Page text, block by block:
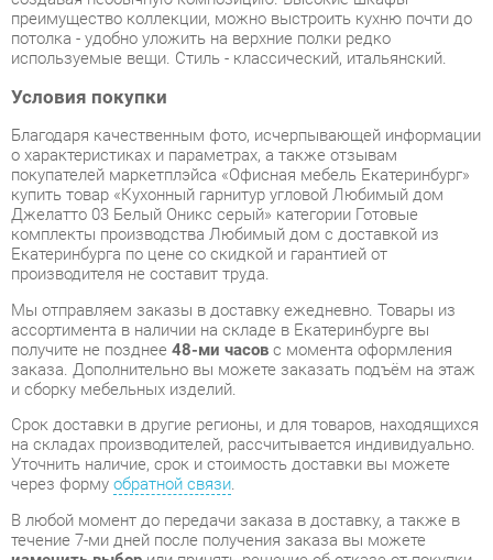
Условия покупки
Благодаря качественным фото, исчерпывающей информации
о характеристиках и параметрах, а также отзывам
покупателей маркетплэйса «Офисная мебель Екатеринбург»
купить товар «Кухонный гарнитур угловой Любимый дом
Джелатто 03 Белый Оникс серый» категории Готовые
комплекты производства Любимый дом с доставкой из
Екатеринбурга по цене со скидкой и гарантией от
производителя не составит труда.
Мы отправляем заказы в доставку ежедневно. Товары из
ассортимента в наличии на складе в Екатеринбурге вы
получите не позднее48-ми часовс момента оформления
заказа. Дополнительно вы можете заказать подъём на этаж
Срок доставки в другие регионы, и для товаров, находящихся
на складах производителей, рассчитывается индивидуально.
Уточнить наличие, срок и стоимость доставки вы можете
через формуобратной связи.
В любой момент до передачи заказа в доставку, а также в
течение 7-ми дней после получения заказа вы можете
изменить выборили принять решение об отказе от покупки.
Несмотря на качественную упаковку, готовые комплекты
могут быть повреждены при транспортировке. Если Вы
заметили дефект при приёме - мы заменим поврежденную
деталь.Повторная доставкатовара -бесплатна.